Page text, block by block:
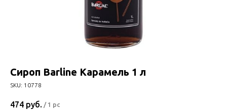
Сироп Barline Карамель 1 л
SKU: 10778
474 руб. / 1 pc